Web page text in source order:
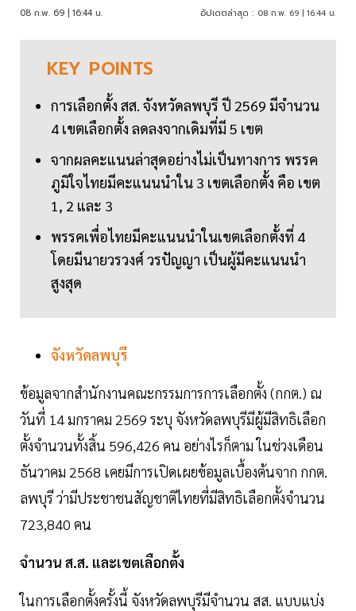
08 ก.พ. 69 | 16:44 น. อัปเดตล่าสุด : 08 ก.พ. 69 | 16:44 น.
KEY POINTS
การเลือกตั้ง สส. จังหวัดลพบุรี ปี 2569 มีจำนวน
4 เขตเลือกตั้ง ลดลงจากเดิมที่มี 5 เขต
จากผลคะแนนล่าสุดอย่างไม่เป็นทางการ พรรค
ภูมิใจไทยมีคะแนนนำใน 3 เขตเลือกตั้ง คือ เขต
1, 2 และ 3
พรรคเพื่อไทยมีคะแนนนำในเขตเลือกตั้งที่ 4
โดยมีนายวรวงศ์ วรปัญญา เป็นผู้มีคะแนนนำ
สูงสุด
จังหวัดลพบุรี
ข้อมูลจากสำนักงานคณะกรรมการการเลือกตั้ง (กกต.) ณ
วันที่ 14 มกราคม 2569 ระบุ จังหวัดลพบุรีมีผู้มีสิทธิเลือก
ตั้งจำนวนทั้งสิ้น 596,426 คน อย่างไรก็ตาม ในช่วงเดือน
ธันวาคม 2568 เคยมีการเปิดเผยข้อมูลเบื้องต้นจาก กกต.
ลพบุรี ว่ามีประชาชนสัญชาติไทยที่มีสิทธิเลือกตั้งจำนวน
723,840 คน
จำนวน ส.ส. และเขตเลือกตั้ง
ในการเลือกตั้งครั้งนี้ จังหวัดลพบุรีมีจำนวน สส. แบบแบ่ง